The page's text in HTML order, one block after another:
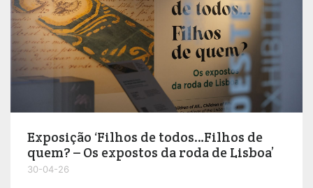
Exposição ‘Filhos de todos…Filhos de
quem? – Os expostos da roda de Lisboa’
30-04-26